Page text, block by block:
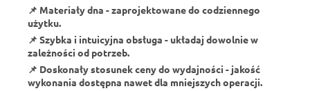
📌 Materiały dna - zaprojektowane do codziennego
użytku.
📌 Szybka i intuicyjna obsługa - układaj dowolnie w
zależności od potrzeb.
📌 Doskonały stosunek ceny do wydajności - jakość
wykonania dostępna nawet dla mniejszych operacji.